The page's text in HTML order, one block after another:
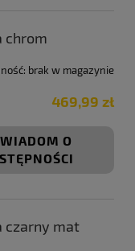
chrom
brak w magazynie
469,99 zł
O
czarny mat